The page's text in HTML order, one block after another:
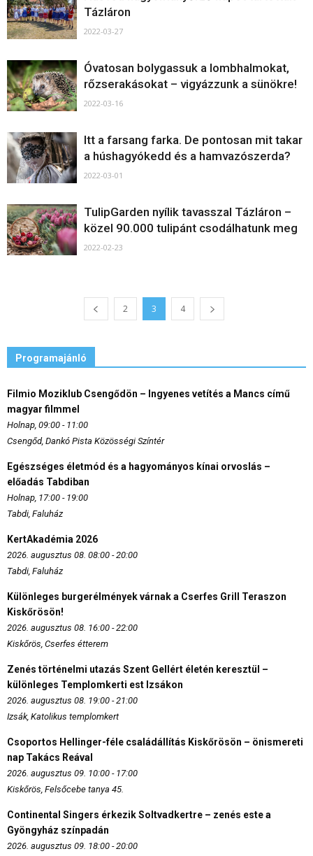
Tázláron
2022-03-27
Óvatosan bolygassuk a lombhalmokat,
rőzserakásokat – vigyázzunk a sünökre!
2022-03-16
Itt a farsang farka. De pontosan mit takar
a húshagyókedd és a hamvazószerda?
2022-03-01
TulipGarden nyílik tavasszal Tázláron –
közel 90.000 tulipánt csodálhatunk meg
2022-02-23
2 3 4
Programajánló
Filmio Moziklub Csengődön – Ingyenes vetítés a Mancs című
magyar filmmel
Holnap, 09:00 - 11:00
Csengőd, Dankó Pista Közösségi Színtér
Egészséges életmód és a hagyományos kínai orvoslás –
előadás Tabdiban
Holnap, 17:00 - 19:00
Tabdi, Faluház
KertAkadémia 2026
2026. augusztus 08. 08:00 - 20:00
Tabdi, Faluház
Különleges burgerélmények várnak a Cserfes Grill Teraszon
Kiskőrösön!
2026. augusztus 08. 16:00 - 22:00
Kiskőrös, Cserfes étterem
Zenés történelmi utazás Szent Gellért életén keresztül –
különleges Templomkerti est Izsákon
2026. augusztus 08. 19:00 - 21:00
Izsák, Katolikus templomkert
Csoportos Hellinger-féle családállítás Kiskőrösön – önismereti
nap Takács Reával
2026. augusztus 09. 10:00 - 17:00
Kiskőrös, Felsőcebe tanya 45.
Continental Singers érkezik Soltvadkertre – zenés este a
Gyöngyház színpadán
2026. augusztus 09. 18:00 - 20:00